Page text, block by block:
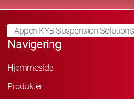
Appen KYB Suspension Solutions
Navigering
Hjemmeside
Produkter